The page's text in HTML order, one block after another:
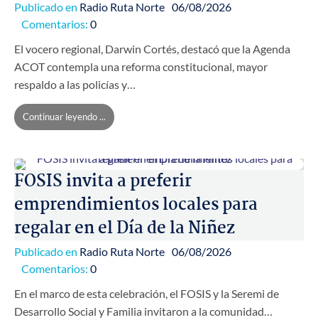
Publicado en Radio Ruta Norte 06/08/2026
Comentarios: 0
El vocero regional, Darwin Cortés, destacó que la Agenda
ACOT contempla una reforma constitucional, mayor
respaldo a las policías y…
Continuar leyendo ...
FOSIS invita a preferir
emprendimientos locales para
regalar en el Día de la Niñez
Publicado en Radio Ruta Norte 06/08/2026
Comentarios: 0
En el marco de esta celebración, el FOSIS y la Seremi de
Desarrollo Social y Familia invitaron a la comunidad…